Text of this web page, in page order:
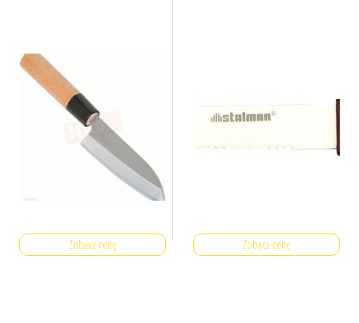
Zobacz cenę Zobacz cenę